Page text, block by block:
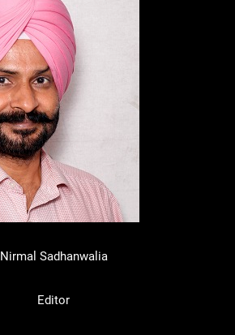
Nirmal Sadhanwalia
Editor